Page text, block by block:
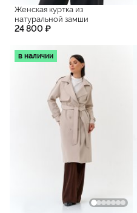
Женская куртка из
натуральной замши
24 800 ₽
в наличии